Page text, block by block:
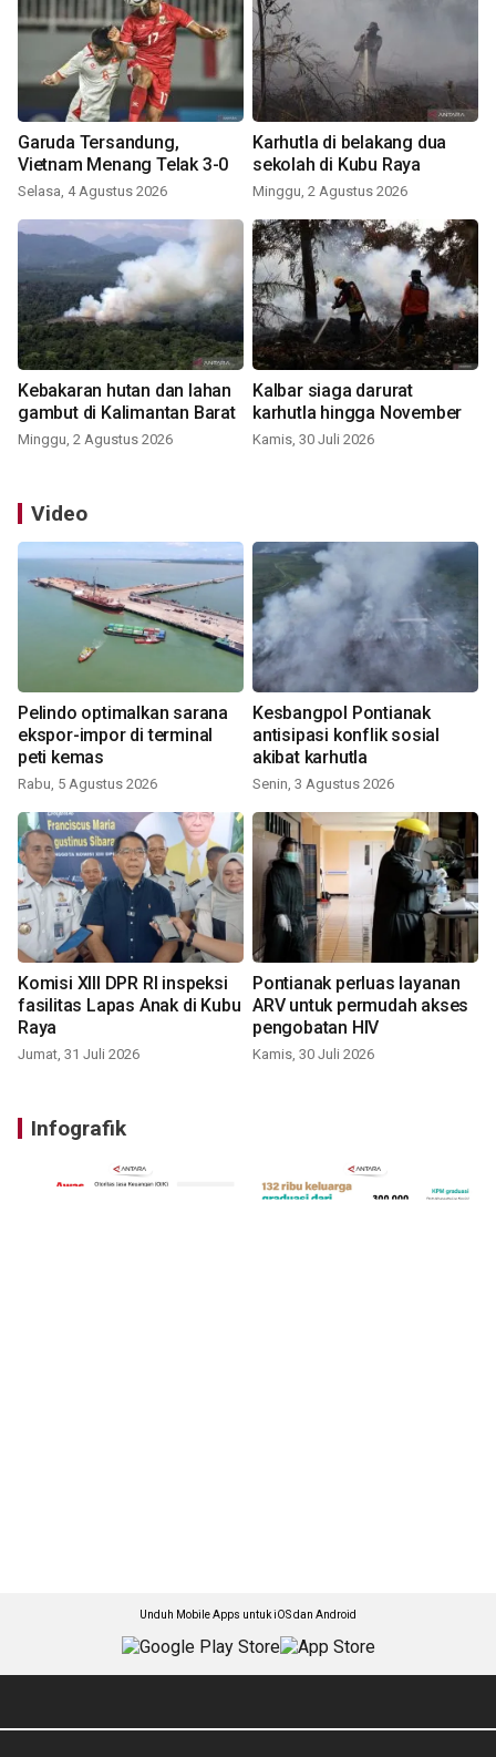
Garuda Tersandung,
Vietnam Menang Telak 3-0
Selasa, 4 Agustus 2026
Karhutla di belakang dua
sekolah di Kubu Raya
Minggu, 2 Agustus 2026
Kebakaran hutan dan lahan
gambut di Kalimantan Barat
Minggu, 2 Agustus 2026
Kalbar siaga darurat
karhutla hingga November
Kamis, 30 Juli 2026
Video
Pelindo optimalkan sarana
ekspor-impor di terminal
peti kemas
Rabu, 5 Agustus 2026
Kesbangpol Pontianak
antisipasi konflik sosial
akibat karhutla
Senin, 3 Agustus 2026
Komisi XIII DPR RI inspeksi
fasilitas Lapas Anak di Kubu
Raya
Jumat, 31 Juli 2026
Pontianak perluas layanan
ARV untuk permudah akses
pengobatan HIV
Kamis, 30 Juli 2026
Infografik
Unduh Mobile Apps untuk iOS dan Android